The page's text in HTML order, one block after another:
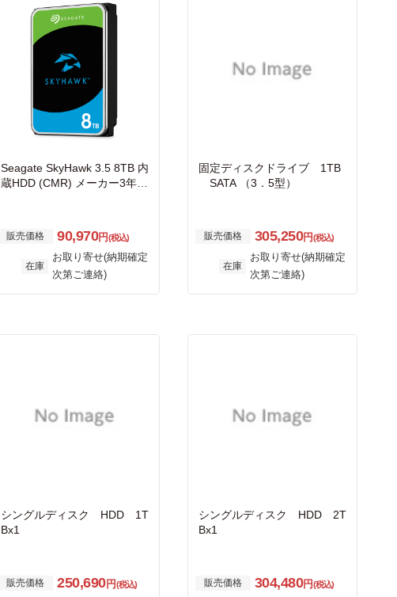
Seagate SkyHawk 3.5 8TB 内
蔵HDD (CMR) メーカー3年保
販売価格 90,970円(税込)
在庫
お取り寄せ(納期確定
次第ご連絡)
固定ディスクドライブ 1TB
SATA （3．5型）
販売価格 305,250円(税込)
在庫
お取り寄せ(納期確定
次第ご連絡)
シングルディスク HDD 1T
Bx1
販売価格 250,690円(税込)
シングルディスク HDD 2T
Bx1
販売価格 304,480円(税込)